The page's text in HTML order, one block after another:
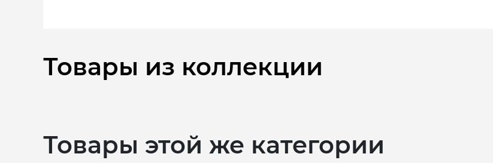
Товары из коллекции
Товары этой же категории